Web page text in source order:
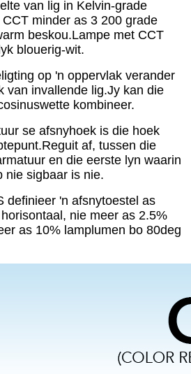
van lig in Kelvin-grade
minder as 3 200 grade
beskou.Lampe met CCT
blouerig-wit.
op 'n oppervlak verander
van invallende lig.Jy kan die
kombineer.
se afsnyhoek is die hoek
af, tussen die
en die eerste lyn waarin
nie sigbaar is nie.
definieer 'n afsnytoestel as
nie meer as 2.5%
as 10% lamplumen bo 80deg